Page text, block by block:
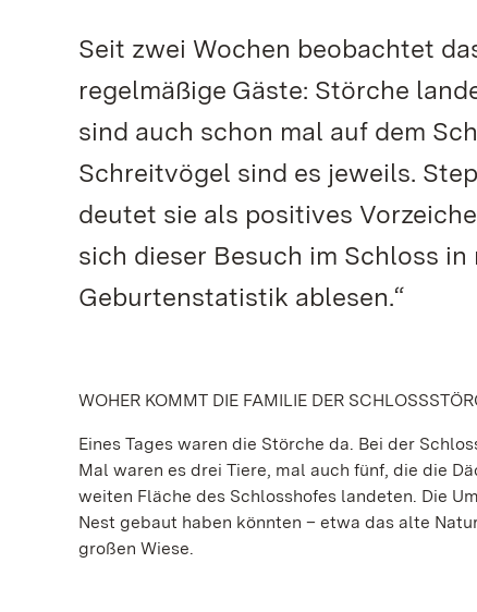
Seit zwei Wochen beobachtet
regelmäßige Gäste: Störche
sind auch schon mal auf dem
Schreitvögel sind es jeweils.
deutet sie als positives
sich dieser Besuch im Schloss
Geburtenstatistik ablesen.“
WOHER KOMMT DIE FAMILIE DER
Eines Tages waren die Störche da. Bei der
Mal waren es drei Tiere, mal auch fünf, die die
weiten Fläche des Schlosshofes landeten. Die
Nest gebaut haben könnten – etwa das alte
großen Wiese.